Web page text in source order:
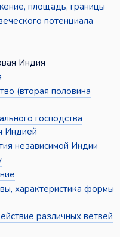
площадь, границы
потенциала
Индия
(вторая половина
господства
Индией
независимой Индии
характеристика формы
различных ветвей